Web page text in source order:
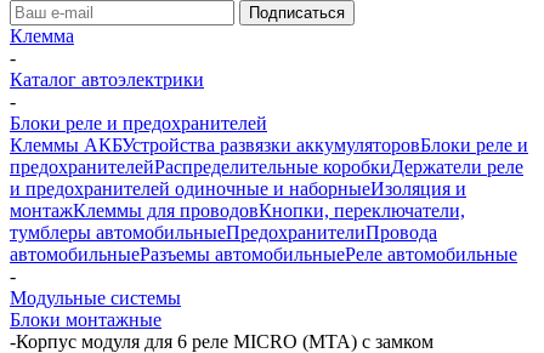
Клемма
-
Каталог автоэлектрики
-
Блоки реле и предохранителей
Клеммы АКБУстройства развязки аккумуляторовБлоки реле и
предохранителейРаспределительные коробкиДержатели реле
и предохранителей одиночные и наборныеИзоляция и
монтажКлеммы для проводовКнопки, переключатели,
тумблеры автомобильныеПредохранителиПровода
автомобильныеРазъемы автомобильныеРеле автомобильные
-
Модульные системы
Блоки монтажные
-Корпус модуля для 6 реле MICRO (MTA) с замком